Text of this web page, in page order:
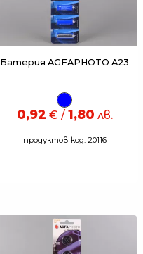
Батерия AGFAPHOTO A23
0,92 € / 1,80 лв.
продуктов код: 20116